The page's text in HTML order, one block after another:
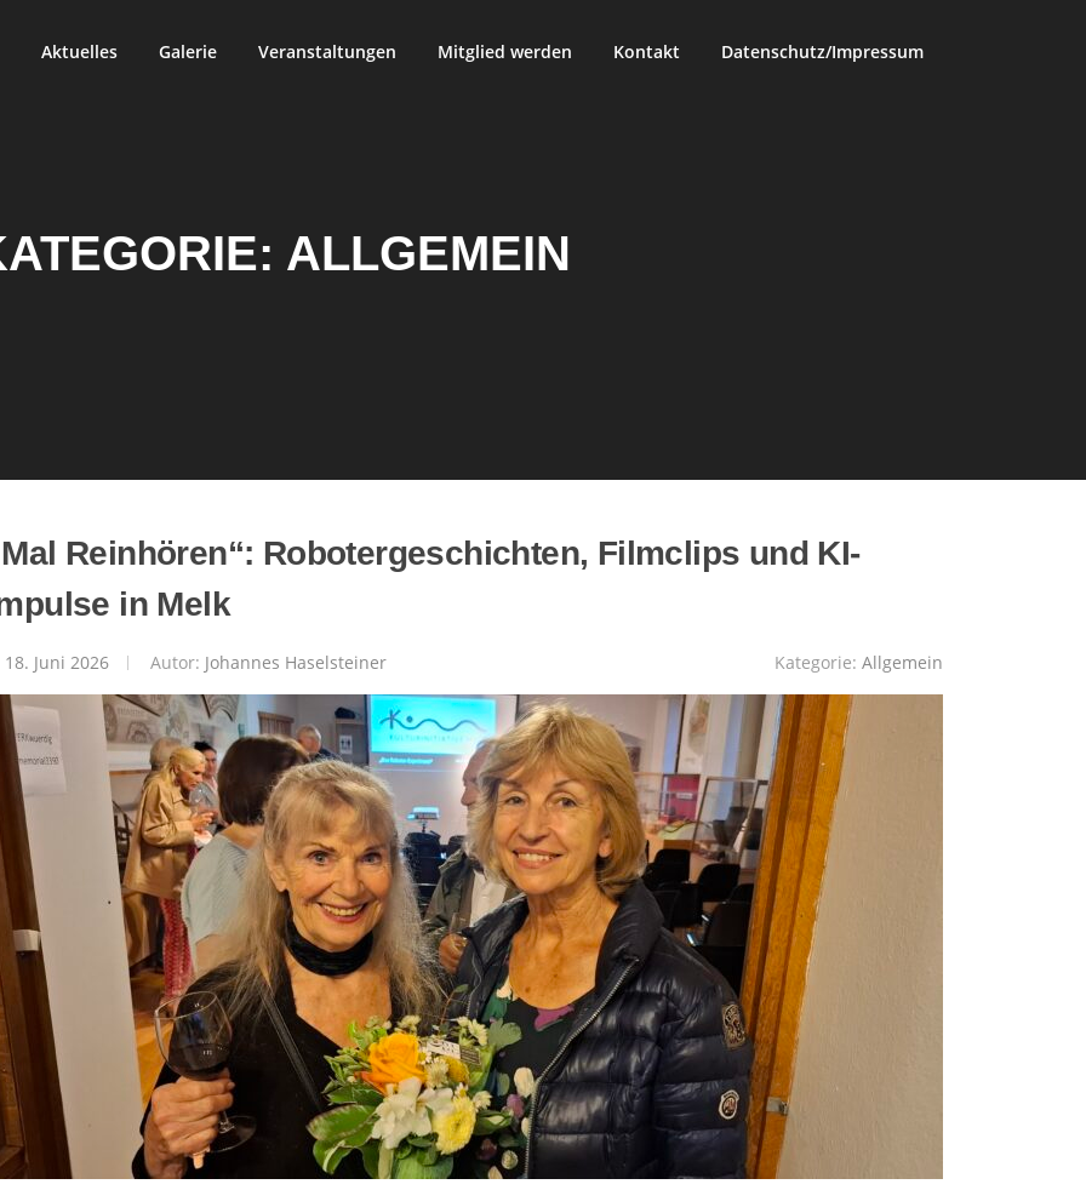
Aktuelles Galerie Veranstaltungen Mitglied werden Kontakt Datenschutz/Impressum
ALLGEMEIN
Reinhören“: Robotergeschichten, Filmclips und KI-
in Melk
18. Juni 2026 Autor: Johannes Haselsteiner Kategorie: Allgemein